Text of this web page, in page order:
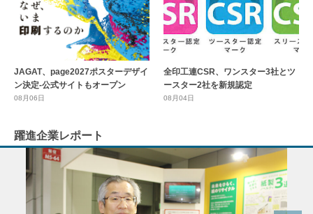
JAGAT、page2027ポスターデザイ
ン決定-公式サイトもオープン
08月06日
全印工連CSR、ワンスター3社とツ
ースター2社を新規認定
08月04日
躍進企業レポート